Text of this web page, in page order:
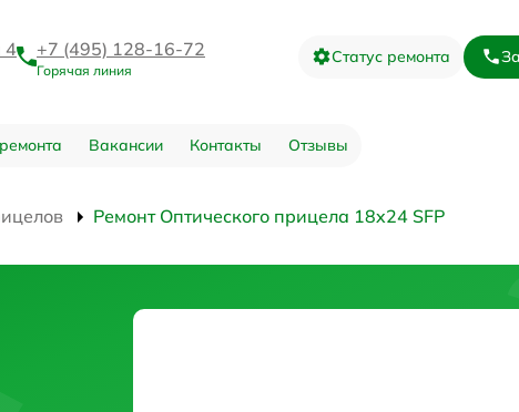
4 +7 (495) 128-16-72
Горячая линия
Статус ремонта
Вакансии Контакты Отзывы
Ремонт Оптического прицела 18x24 SFP